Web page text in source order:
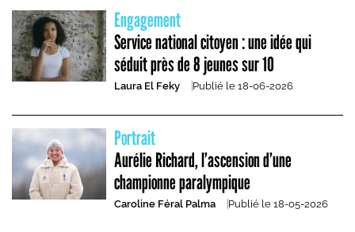
Engagement
Service national citoyen : une idée qui
séduit près de 8 jeunes sur 10
Laura El Feky Publié le 18-06-2026
Portrait
Aurélie Richard, l’ascension d’une
championne paralympique
Caroline Féral Palma Publié le 18-05-2026